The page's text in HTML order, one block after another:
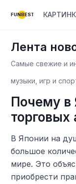
FUNBEST
Лента
Самые свежие и
музыки, игр и
Почему в
торговых
В Японии на
большое
мире. Это
приобрести